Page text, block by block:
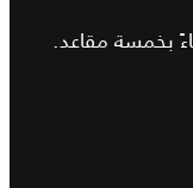
بخمسة مقاعد.